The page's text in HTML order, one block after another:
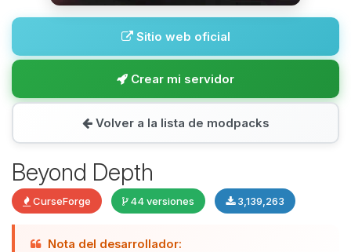
Sitio web oficial
Crear mi servidor
Volver a la lista de modpacks
Beyond Depth
CurseForge 44 versiones 3,139,263
Nota del desarrollador: